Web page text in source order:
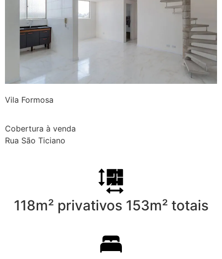
Vila Formosa
Cobertura à venda
Rua São Ticiano
118m² privativos 153m² totais